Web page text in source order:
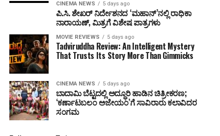
CINEMA NEWS 5 days ago
ಪಿ.ಸಿ. ಶೇಖರ್ ನಿರ್ದೇಶನದ ‘ಮಹಾನ್’ನಲ್ಲಿ ರಾಧಿಕಾ
ನಾರಾಯಣ್, ಮಿತ್ರಗೆ ವಿಶೇಷ ಪಾತ್ರಗಳು
MOVIE REVIEWS 5 days ago
Tadviruddha Review: An Intelligent Mystery
That Trusts Its Story More Than Gimmicks
CINEMA NEWS 5 days ago
ಬಾದಾಮಿ ಬೆಟ್ಟದಲ್ಲಿ ಅದ್ಧೂರಿ ಹಾಡಿನ ಚಿತ್ರೀಕರಣ;
‘ಕರ್ಣಾಟಬಲಂ ಅಜೇಯಂ’ಗೆ ಸಾವಿರಾರು ಕಲಾವಿದರ
ಸಂಗಮ